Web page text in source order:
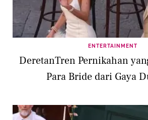
ENTERTAINMENT
DeretanTren Pernikahan
Para Bride dari Gaya